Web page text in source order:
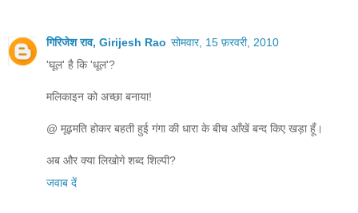
गिरिजेश राव, Girijesh Rao सोमवार, 15 फ़रवरी, 2010
'घूल' है कि 'धूल'?
मलिकाइन को अच्छा बनाया!
@ मूढ़मति होकर बहती हुई गंगा की धारा के बीच आँखें बन्द किए खड़ा हूँ।
अब और क्या लिखोगे शब्द शिल्पी?
जवाब दें